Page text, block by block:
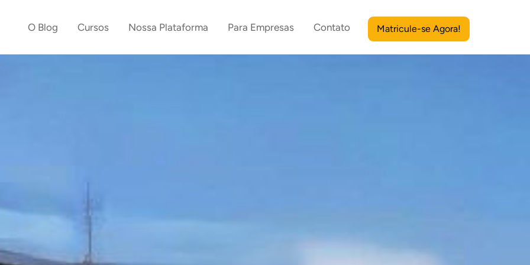
Matricule-se Agora!
O Blog Cursos Nossa Plataforma Para Empresas Contato